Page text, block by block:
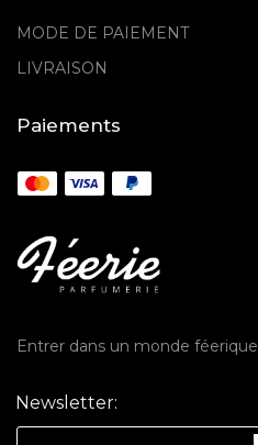
MODE DE PAIEMENT
LIVRAISON
Paiements
Entrer dans un monde féerique
Newsletter: